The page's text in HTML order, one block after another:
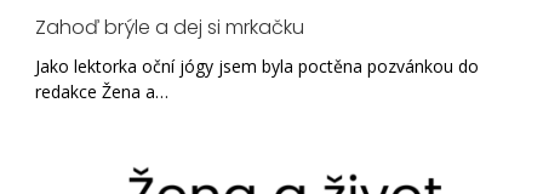
Zahoď brýle a dej si mrkačku
Jako lektorka oční jógy jsem byla poctěna pozvánkou do
redakce Žena a…